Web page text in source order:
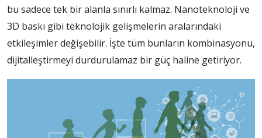
bu sadece tek bir alanla sınırlı kalmaz. Nanoteknoloji ve
3D baskı gibi teknolojik gelişmelerin aralarındaki
etkileşimler değişebilir. İşte tüm bunların kombinasyonu,
dijitalleştirmeyi durdurulamaz bir güç haline getiriyor.